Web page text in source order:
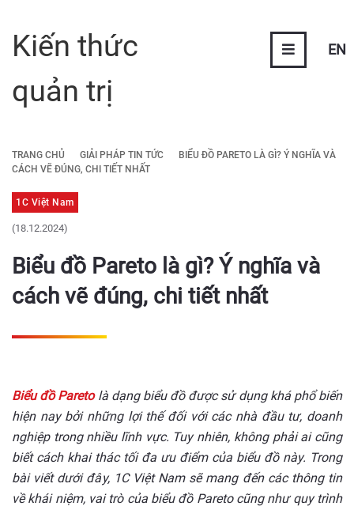
EN
Kiến thức
quản trị
TRANG CHỦ GIẢI PHÁP TIN TỨC
BIỂU ĐỒ PARETO LÀ GÌ? Ý NGHĨA VÀ
CÁCH VẼ ĐÚNG, CHI TIẾT NHẤT
1C Việt Nam
(18.12.2024)
Biểu đồ Pareto là gì? Ý nghĩa và
cách vẽ đúng, chi tiết nhất
Biểu đồ Paretolà dạng biểu đồ được sử dụng khá phổ biến
hiện nay bởi những lợi thế đối với các nhà đầu tư, doanh
nghiệp trong nhiều lĩnh vực. Tuy nhiên, không phải ai cũng
biết cách khai thác tối đa ưu điểm của biểu đồ này. Trong
bài viết dưới đây, 1C Việt Nam sẽ mang đến các thông tin
về khái niệm, vai trò của biểu đồ Pareto cũng như quy trình